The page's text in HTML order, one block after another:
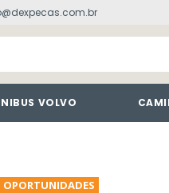
VOLVO
OPORTUNIDADES